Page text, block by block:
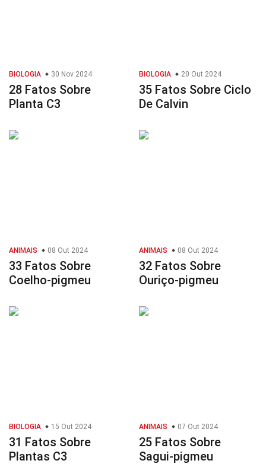
BIOLOGIA 30 Nov 2024
28 Fatos Sobre
Planta C3
BIOLOGIA 20 Out 2024
35 Fatos Sobre Ciclo
De Calvin
ANIMAIS 08 Out 2024
33 Fatos Sobre
Coelho-pigmeu
ANIMAIS 08 Out 2024
32 Fatos Sobre
Ouriço-pigmeu
BIOLOGIA 15 Out 2024
31 Fatos Sobre
Plantas C3
ANIMAIS 07 Out 2024
25 Fatos Sobre
Sagui-pigmeu